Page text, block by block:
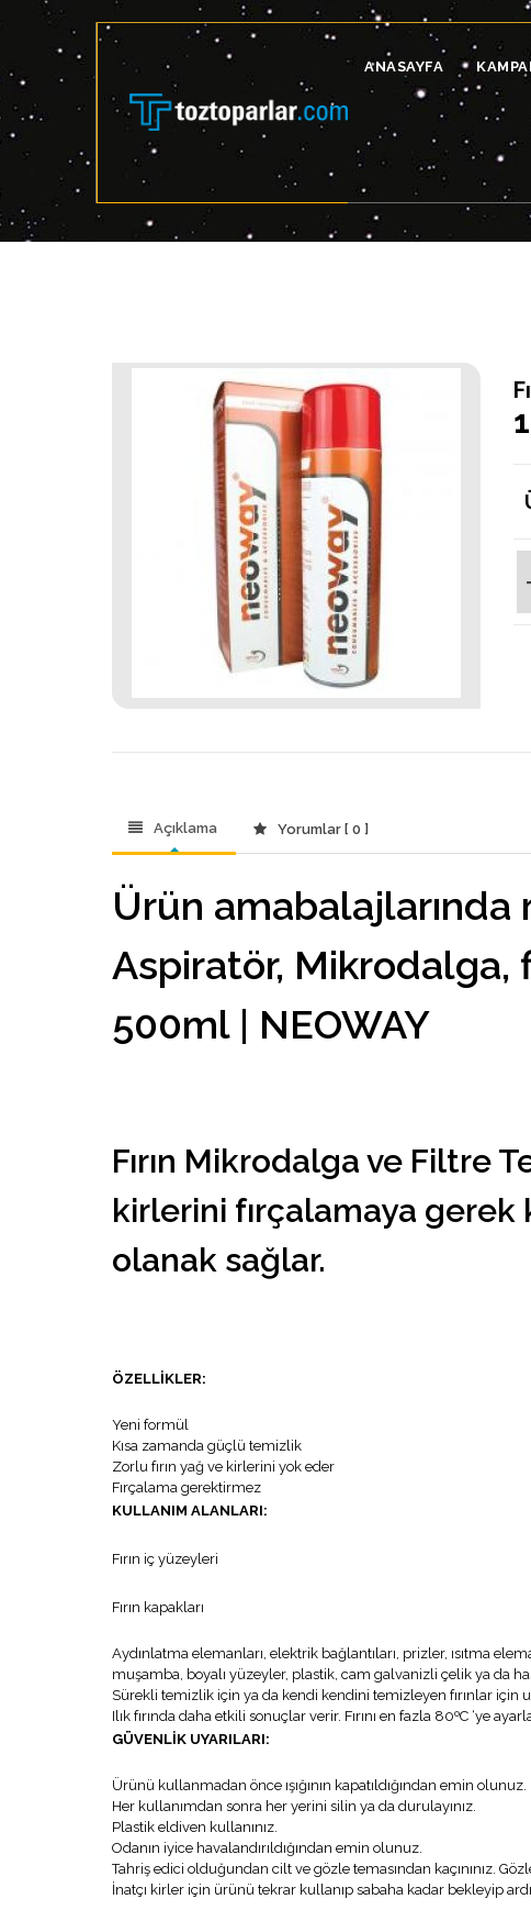
ANASAYFA
Açıklama Yorumlar [ 0 ]
Ürün amabalajlarında
Aspiratör, Mikrodalga,
500ml | NEOWAY
Fırın Mikrodalga ve Filtre
kirlerini fırçalamaya gerek
olanak sağlar.
ÖZELLİKLER:
Yeni formül
Kısa zamanda güçlü temizlik
Zorlu fırın yağ ve kirlerini yok eder
Fırçalama gerektirmez
KULLANIM ALANLARI:
Fırın iç yüzeyleri
Fırın kapakları
Aydınlatma elemanları, elektrik bağlantıları, prizler, ısıtma
muşamba, boyalı yüzeyler, plastik, cam galvanizli çelik ya da
Sürekli temizlik için ya da kendi kendini temizleyen fırınlar için
Ilık fırında daha etkili sonuçlar verir. Fırını en fazla 80ºC ‘ye
GÜVENLİK UYARILARI:
Ürünü kullanmadan önce ışığının kapatıldığından emin olunuz.
Her kullanımdan sonra her yerini silin ya da durulayınız.
Plastik eldiven kullanınız.
Odanın iyice havalandırıldığından emin olunuz.
Tahriş edici olduğundan cilt ve gözle temasından kaçınınız.
İnatçı kirler için ürünü tekrar kullanıp sabaha kadar bekleyip